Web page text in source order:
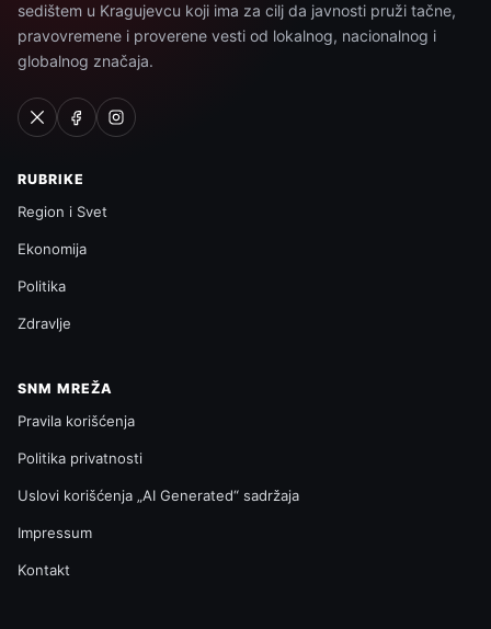
sedištem u Kragujevcu koji ima za cilj da javnosti pruži tačne,
pravovremene i proverene vesti od lokalnog, nacionalnog i
globalnog značaja.
RUBRIKE
Region i Svet
Ekonomija
Politika
Zdravlje
SNM MREŽA
Pravila korišćenja
Politika privatnosti
Uslovi korišćenja „AI Generated“ sadržaja
Impressum
Kontakt